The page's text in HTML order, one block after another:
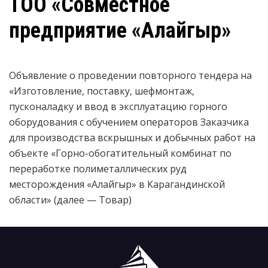
предприятие «Алайгыр»
Объявление о проведении повторного тендера на
«Изготовление, поставку, шефмонтаж,
пусконаладку и ввод в эксплуатацию горного
оборудования с обучением операторов Заказчика
для производства вскрышных и добычных работ на
объекте «Горно-обогатительный комбинат по
переработке полиметаллических руд
месторождения «Алайгыр» в Карагандинской
области» (далее — Товар)